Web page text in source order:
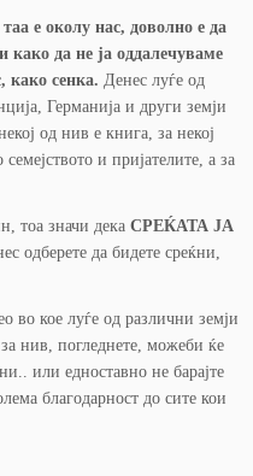
е околу нас, доволно е да
како да не ја оддалечуваме
како сенка. Денес луѓе од
Германија и други земји
од нив е книга, за некој
и пријателите, а за
тоа значи дека СРЕЌАТА ЈА
одберете да бидете среќни,
во кое луѓе од различни земји
за нив, погледнете, можеби ќе
или едноставно не барајте
благодарност до сите кои